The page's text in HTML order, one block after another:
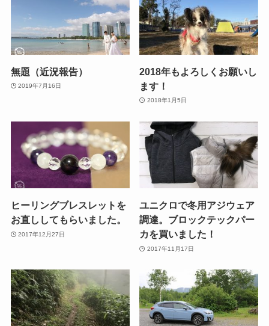
無題（近況報告）
2019年7月16日
2018年もよろしくお願いし
ます！
2018年1月5日
ヒーリングブレスレットを
お直ししてもらいました。
2017年12月27日
ユニクロで冬用アジウェア
調達。ブロックテックパー
カを買いました！
2017年11月17日